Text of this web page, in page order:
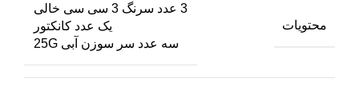
محتویات
3 عدد سرنگ 3 سی سی خالی
یک عدد کانکتور
سه عدد سر سوزن آبی 25G